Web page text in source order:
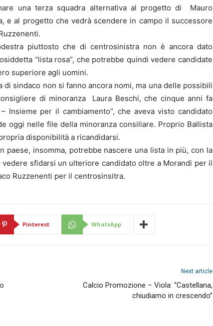
una terza squadra alternativa al progetto di Mauro
e al progetto che vedrà scendere in campo il successore
piuttosto che di centrosinistra non è ancora dato
“lista rosa”, che potrebbe quindi vedere candidate
superiore agli uomini.
sindaco non si fanno ancora nomi, ma una delle possibili
di minoranza Laura Beschi, che cinque anni fa
Insieme per il cambiamento”, che aveva visto candidato
oggi nelle file della minoranza consiliare. Proprio Ballista
disponibilità a ricandidarsi.
paese, insomma, potrebbe nascere una lista in più, con la
sfidarsi un ulteriore candidato oltre a Morandi per il
Ruzzenenti per il centrosinsitra.
Pinterest WhatsApp
Next article
Calcio Promozione – Viola: “Castellana,
chiudiamo in crescendo”